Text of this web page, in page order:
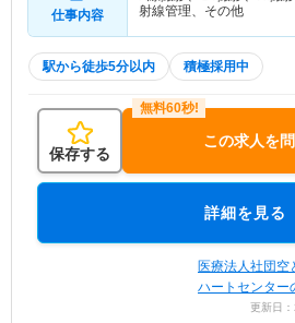
仕事内容
射線管理、その他
駅から徒歩5分以内 積極採用中
保存する
この求人を
詳細を見る
医療法人社団
ハートセンター
更新日